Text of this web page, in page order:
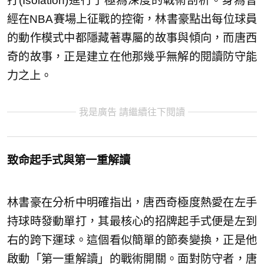
經在NBA賽場上征戰的控衛，林書豪點出每位球員
的動作模式中都隱藏著專屬的故事與傾向，而唐西
奇的故事，正是建立在他那幾乎無解的閱讀防守能
力之上。
我是廣告 請繼續往下閱讀
致命起手式與第一重解讀
林書豪在分析中明確指出，唐西奇極度熱愛在左手
持球時發動單打，其最核心的招牌起手式便是左到
右的跨下運球。這個看似簡單的節奏變換，正是他
啟動「第一重解讀」的戰術開關。面對防守者，唐